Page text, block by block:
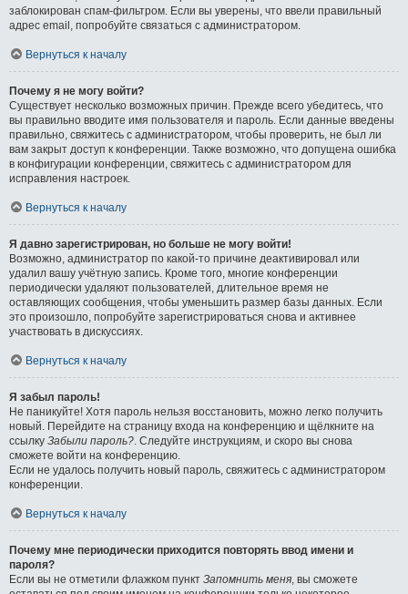
заблокирован спам-фильтром. Если вы уверены, что ввели правильный
адрес email, попробуйте связаться с администратором.
Вернуться к началу
Почему я не могу войти?
Существует несколько возможных причин. Прежде всего убедитесь, что
вы правильно вводите имя пользователя и пароль. Если данные введены
правильно, свяжитесь с администратором, чтобы проверить, не был ли
вам закрыт доступ к конференции. Также возможно, что допущена ошибка
в конфигурации конференции, свяжитесь с администратором для
исправления настроек.
Вернуться к началу
Я давно зарегистрирован, но больше не могу войти!
Возможно, администратор по какой-то причине деактивировал или
удалил вашу учётную запись. Кроме того, многие конференции
периодически удаляют пользователей, длительное время не
оставляющих сообщения, чтобы уменьшить размер базы данных. Если
это произошло, попробуйте зарегистрироваться снова и активнее
участвовать в дискуссиях.
Вернуться к началу
Я забыл пароль!
Не паникуйте! Хотя пароль нельзя восстановить, можно легко получить
новый. Перейдите на страницу входа на конференцию и щёлкните на
ссылку Забыли пароль? . Следуйте инструкциям, и скоро вы снова
сможете войти на конференцию.
Если не удалось получить новый пароль, свяжитесь с администратором
конференции.
Вернуться к началу
Почему мне периодически приходится повторять ввод имени и
пароля?
Если вы не отметили флажком пункт Запомнить меня , вы сможете